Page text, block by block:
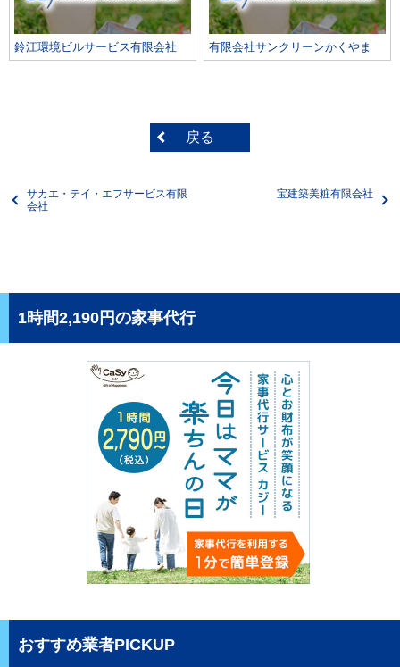
鈴江環境ビルサービス有限会社 有限会社サンクリーンかくやま
戻る
サカエ・テイ・エフサービス有限
会社
宝建築美粧有限会社
1時間2,190円の家事代行
おすすめ業者PICKUP